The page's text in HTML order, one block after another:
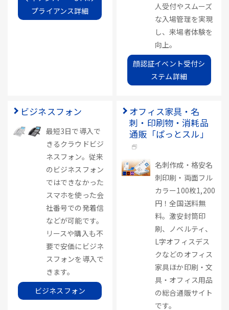
プライアンス詳細
人受付やスムーズ
な入場管理を実現
し、来場者体験を
向上。
顔認証イベント受付シ
ステム詳細
ビジネスフォン
最短3日で導入で
きるクラウドビジ
ネスフォン。従来
のビジネスフォン
ではできなかった
スマホを使った会
社番号での発着信
などが可能です。
リースや購入も不
要で安価にビジネ
スフォンを導入で
きます。
ビジネスフォン
オフィス家具・名
刺・印刷物・消耗品
通販「ぱっとスル」
名刺作成・格安名
刺印刷・両面フル
カラー100枚1,200
円！全国送料無
料。激安封筒印
刷、ノベルティ、
L字オフィスデス
クなどのオフィス
家具ほか印刷・文
具・オフィス用品
の総合通販サイト
です。